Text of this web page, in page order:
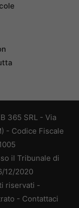
365 SRL - Via
- Codice Fiscale
il Tribunale di
12/2020
riservati -
- Contattaci